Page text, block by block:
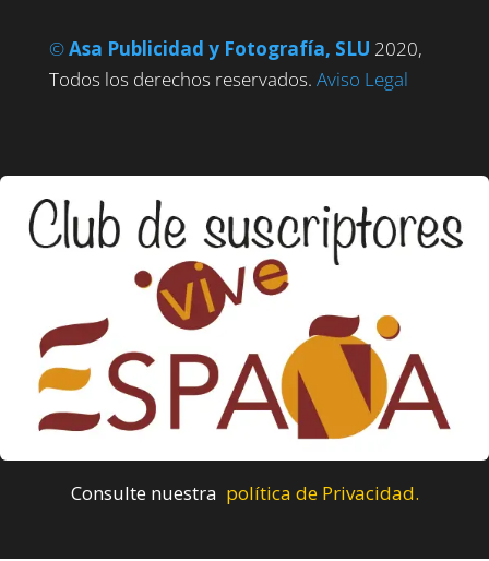
©Asa Publicidad y Fotografía, SLU 2020,
Todos los derechos reservados. Aviso Legal
Consulte nuestra política de Privacidad.